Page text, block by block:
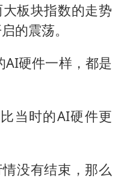
板块指数的走势
的震荡。
硬件一样，都是
当时的AI硬件更
没有结束，那么